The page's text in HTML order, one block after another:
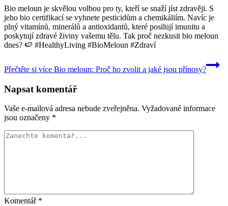
Bio meloun je skvělou volbou pro ty, kteří se snaží jíst zdravěji. S
jeho bio certifikací se vyhnete pesticidům a chemikáliím. Navíc je
plný vitamínů, minerálů a antioxidantů, které posilují imunitu a
poskytují zdravé živiny vašemu tělu. Tak proč nezkusit bio meloun
dnes? 🍉 #HealthyLiving #BioMeloun #Zdraví
Přečtěte si více Bio meloun: Proč ho zvolit a jaké jsou přínosy?
Napsat komentář
Vaše e-mailová adresa nebude zveřejněna. Vyžadované informace
jsou označeny *
Komentář *